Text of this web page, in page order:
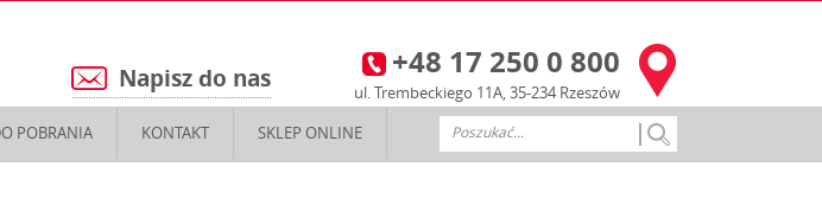
3 +48 17 250 0 800
ul. Trembeckiego 11A, 35-234 Rzeszów
5 Napisz do nas
POBRANIA KONTAKT SKLEP ONLINE